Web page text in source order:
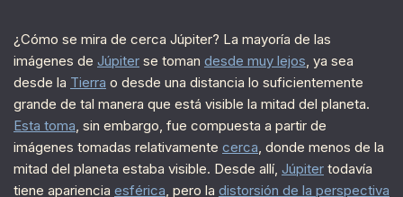
¿Cómo se mira de cerca Júpiter? La mayoría de las
imágenes de Júpiter se toman desde muy lejos, ya sea
desde la Tierra o desde una distancia lo suficientemente
grande de tal manera que está visible la mitad del planeta.
Esta toma, sin embargo, fue compuesta a partir de
imágenes tomadas relativamente cerca, donde menos de la
mitad del planeta estaba visible. Desde allí, Júpiter todavía
tiene apariencia esférica, pero la distorsión de la perspectiva